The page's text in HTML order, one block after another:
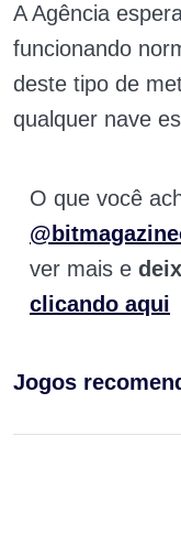
A Agência
funcionando
deste tipo de
qualquer nave
O que você
ver mais e
clicando aqui
Jogos